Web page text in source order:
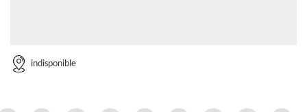
indisponible